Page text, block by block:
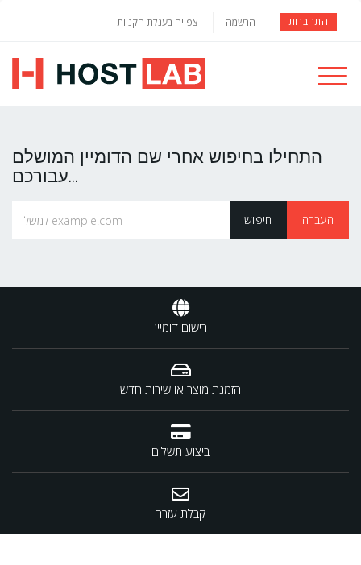
צפייה בעגלת הקניות הרשמה התחברות
Toggle
התחילו בחיפוש אחרי שם הדומיין המושלם
עבורכם...
רישום דומיין
הזמנת מוצר או שירות חדש
ביצוע תשלום
קבלת עזרה